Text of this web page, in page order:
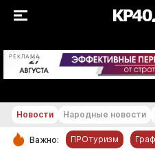
РЕКЛАМА
Новости Народные новости
Важно: ПРОтуризм